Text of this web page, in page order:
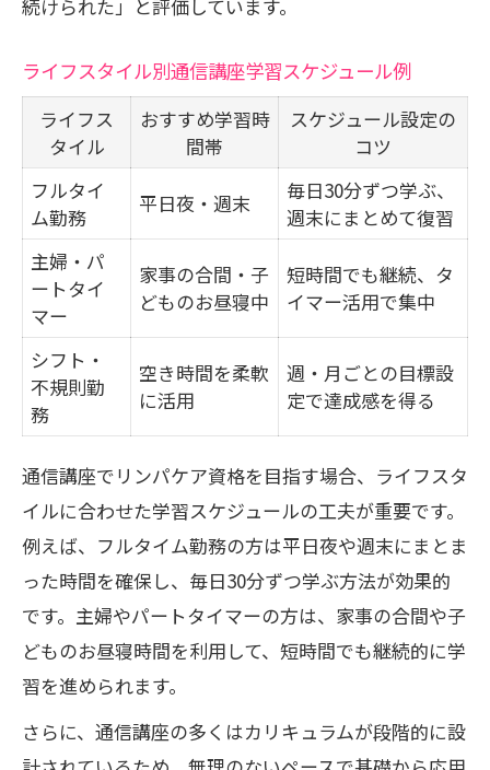
続けられた」と評価しています。
ライフスタイル別通信講座学習スケジュール例
ライフス
タイル
おすすめ学習時
間帯
スケジュール設定の
コツ
フルタイ
ム勤務
平日夜・週末
毎日30分ずつ学ぶ、
週末にまとめて復習
主婦・パ
ートタイ
マー
家事の合間・子
どものお昼寝中
短時間でも継続、タ
イマー活用で集中
シフト・
不規則勤
務
空き時間を柔軟
に活用
週・月ごとの目標設
定で達成感を得る
通信講座でリンパケア資格を目指す場合、ライフスタ
イルに合わせた学習スケジュールの工夫が重要です。
例えば、フルタイム勤務の方は平日夜や週末にまとま
った時間を確保し、毎日30分ずつ学ぶ方法が効果的
です。主婦やパートタイマーの方は、家事の合間や子
どものお昼寝時間を利用して、短時間でも継続的に学
習を進められます。
さらに、通信講座の多くはカリキュラムが段階的に設